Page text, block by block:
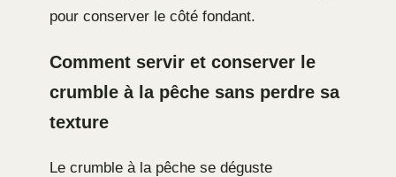
pour conserver le côté fondant.
Comment servir et conserver le
crumble à la pêche sans perdre sa
texture
Le crumble à la pêche se déguste